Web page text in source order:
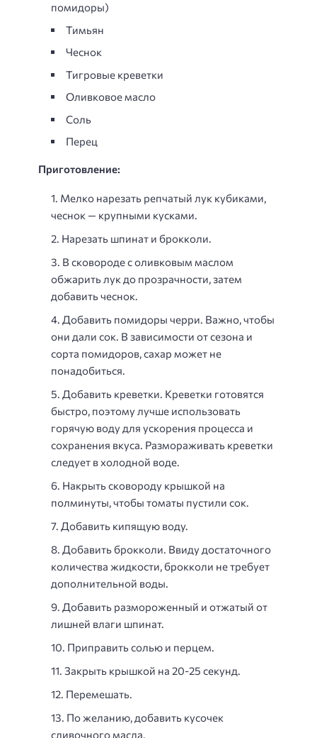
помидоры)
Тимьян
Чеснок
Тигровые креветки
Оливковое масло
Соль
Перец
Приготовление:
Мелко нарезать репчатый лук кубиками,
чеснок — крупными кусками.
Нарезать шпинат и брокколи.
В сковороде с оливковым маслом
обжарить лук до прозрачности, затем
добавить чеснок.
Добавить помидоры черри. Важно, чтобы
они дали сок. В зависимости от сезона и
сорта помидоров, сахар может не
понадобиться.
Добавить креветки. Креветки готовятся
быстро, поэтому лучше использовать
горячую воду для ускорения процесса и
сохранения вкуса. Размораживать креветки
следует в холодной воде.
Накрыть сковороду крышкой на
полминуты, чтобы томаты пустили сок.
Добавить кипящую воду.
Добавить брокколи. Ввиду достаточного
количества жидкости, брокколи не требует
дополнительной воды.
Добавить размороженный и отжатый от
лишней влаги шпинат.
Приправить солью и перцем.
Закрыть крышкой на 20-25 секунд.
Перемешать.
По желанию, добавить кусочек
сливочного масла.